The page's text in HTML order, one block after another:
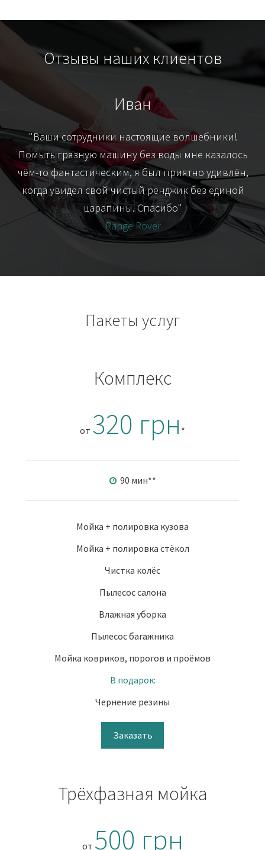
Отзывы наших клиентов
Иван
"Ваши сотрудники настоящие волшебники!
Помыть грязную машину без воды мне казалось
чём-то фантастическим, я был приятно удивлён,
когда увидел свой чистый ренджик без единой
царапины. Спасибо"
Range Rover
Пакеты услуг
Комплекс
от 320 грн *
90 мин**
Мойка + полировка кузова
Мойка + полировка стёкол
Чистка колёс
Пылесос салона
Влажная уборка
Пылесос багажника
Мойка ковриков, порогов и проёмов
В подарок:
Чернение резины
Заказать
Трёхфазная мойка
от 500 грн